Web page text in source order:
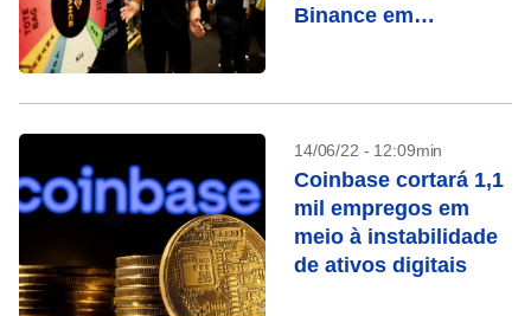
Binance em
14/06/22 - 12:09min
Coinbase cortará 1,1
mil empregos em
meio à instabilidade
de ativos digitais